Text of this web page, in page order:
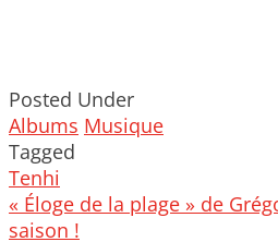
Posted Under
Albums Musique
Tagged
Tenhi
Post
navigation
« Éloge de la plage » de
saison !